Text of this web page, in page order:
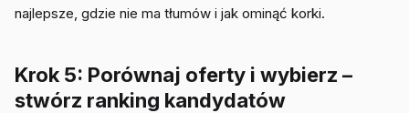
najlepsze, gdzie nie ma tłumów i jak ominąć korki.
Krok 5: Porównaj oferty i wybierz –
stwórz ranking kandydatów